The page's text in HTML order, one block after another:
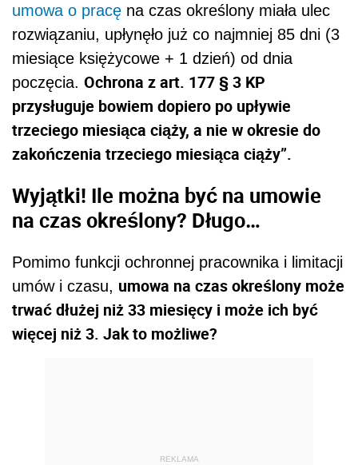
umowa o pracę na czas określony miała ulec
rozwiązaniu, upłynęło już co najmniej 85 dni (3
miesiące księżycowe + 1 dzień) od dnia
poczęcia. Ochrona zart. 177 § 3 KP
przysługuje bowiem dopiero po upływie
trzeciego miesiąca ciąży, a nie w okresie do
zakończenia trzeciego miesiąca ciąży”.
Wyjątki! Ile można być na umowie
na czas określony? Długo…
Pomimo funkcji ochronnej pracownika i limitacji
umów i czasu, umowa na czas określony może
trwać dłużej niż 33 miesięcy i może ich być
więcej niż 3. Jak to możliwe?
REKLAMA